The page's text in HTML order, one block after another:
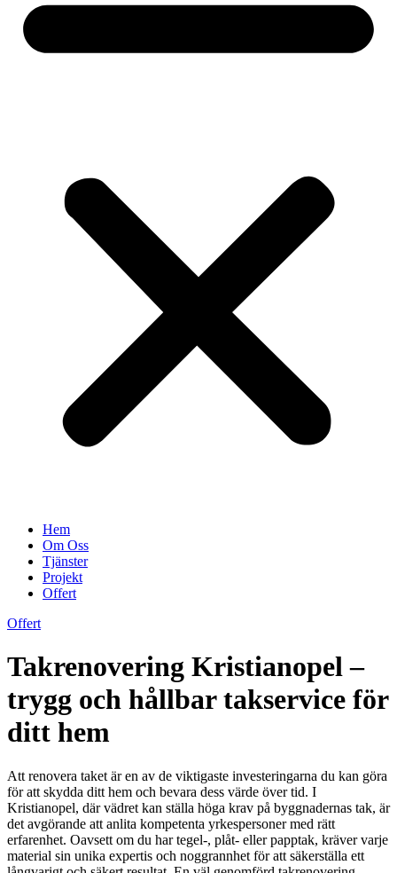
Hem
Om Oss
Tjänster
Projekt
Offert
Offert
Takrenovering Kristianopel –
trygg och hållbar takservice för
ditt hem
Att renovera taket är en av de viktigaste investeringarna du kan göra
för att skydda ditt hem och bevara dess värde över tid. I
Kristianopel, där vädret kan ställa höga krav på byggnadernas tak, är
det avgörande att anlita kompetenta yrkespersoner med rätt
erfarenhet. Oavsett om du har tegel-, plåt- eller papptak, kräver varje
material sin unika expertis och noggrannhet för att säkerställa ett